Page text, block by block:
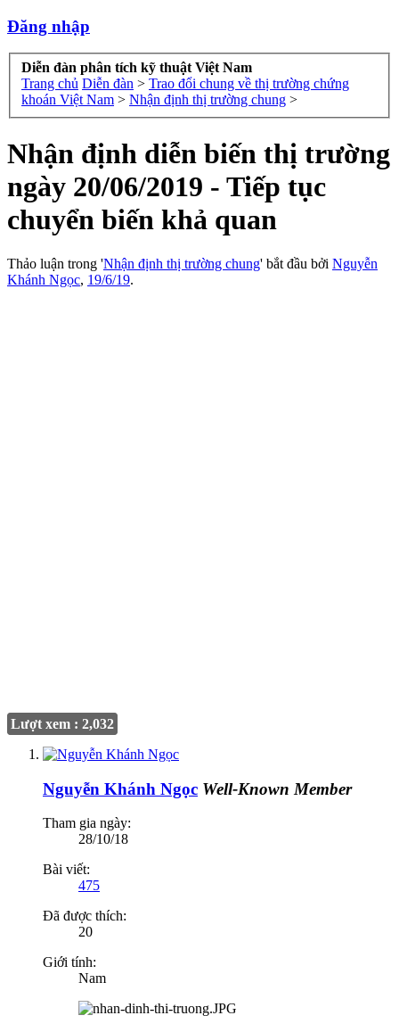
Đăng nhập
Diễn đàn phân tích kỹ thuật Việt Nam
Trang chủ Diễn đàn > Trao đổi chung về thị trường chứng
khoán Việt Nam > Nhận định thị trường chung >
Nhận định diễn biến thị trường
ngày 20/06/2019 - Tiếp tục
chuyển biến khả quan
Thảo luận trong 'Nhận định thị trường chung' bắt đầu bởi Nguyễn
Khánh Ngọc, 19/6/19.
Lượt xem : 2,032
Nguyễn Khánh Ngọc Well-Known Member
Tham gia ngày:
28/10/18
Bài viết:
475
Đã được thích:
20
Giới tính:
Nam